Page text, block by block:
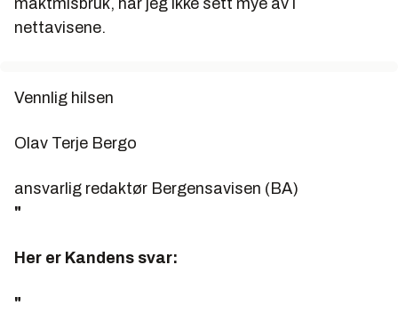
nettavisene.
Vennlig hilsen
Olav Terje Bergo
ansvarlig redaktør Bergensavisen (BA)
"
Her er Kandens svar:
"